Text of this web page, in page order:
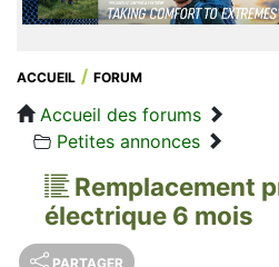
ACCUEIL FORUM
Accueil des forums
Petites annonces
Remplacement
électrique 6 mois
PARTAGER